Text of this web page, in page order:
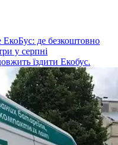
ЕкоБус: де безкоштовно
у серпні
їздити Екобус.